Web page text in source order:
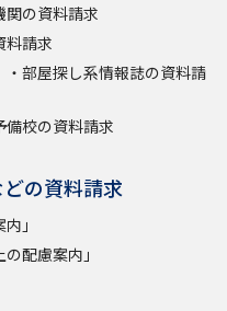
関の資料請求
料請求
部屋探し系情報誌の資料請
校の資料請求
の資料請求
」
配慮案内」